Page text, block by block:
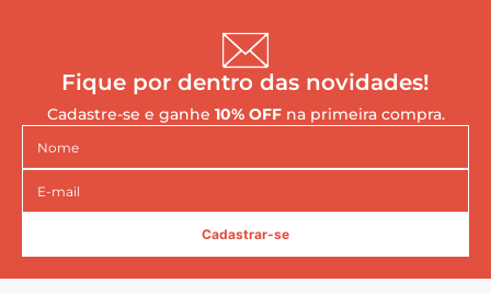
Fique por dentro das novidades!
Cadastre-se e ganhe 10% OFFna primeira compra.
Cadastrar-se